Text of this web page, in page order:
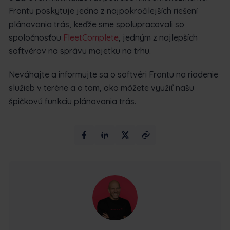
Frontu poskytuje jedno z najpokročilejších riešení
plánovania trás, keďže sme spolupracovali so
spoločnosťou FleetComplete , jedným z najlepších
softvérov na správu majetku na trhu.
Neváhajte a informujte sa o softvéri Frontu na riadenie
služieb v teréne a o tom, ako môžete využiť našu
špičkovú funkciu plánovania trás.